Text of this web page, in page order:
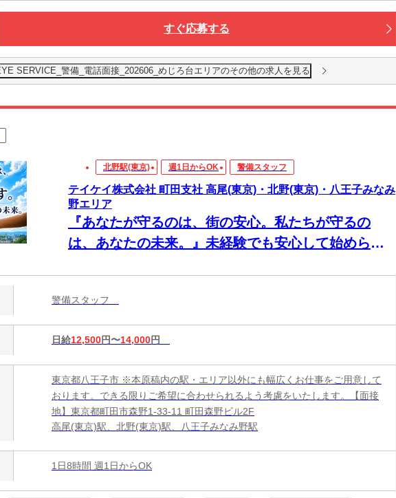
すぐ応募する
SERVICE_警備_電話面接_202606_めじろ台エリアのその他の求人を見る
北野駅(東京) 週1日からOK 警備スタッフ
テイケイ株式会社 町田支社 高尾(東京)・北野(東京)・八王子みなみ
野エリア
『あなたが守るのは、街の安心。私たちが守るの
は、あなたの未来。』未経験でも安心して始めら
ケイ株式会社です
警備スタッフ
日給12,500円〜14,000円
東京都八王子市 ※本原稿内の駅・エリア以外にも幅広くお仕事をご用意して
おります。できる限りご希望に合わせられるよう考慮をいたします。【面接
地】東京都町田市森野1-33-11 町田森野ビル2F
高尾(東京)駅、北野(東京)駅、八王子みなみ野駅
1日8時間 週1日からOK